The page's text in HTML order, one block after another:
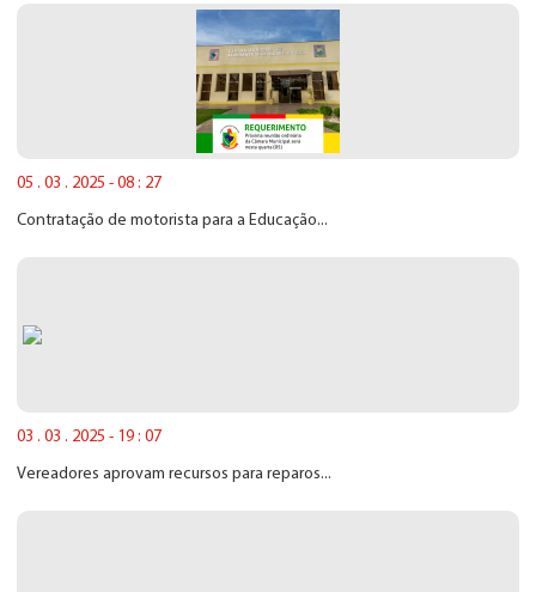
05 . 03 . 2025 - 08 : 27
Contratação de motorista para a Educação...
03 . 03 . 2025 - 19 : 07
Vereadores aprovam recursos para reparos...